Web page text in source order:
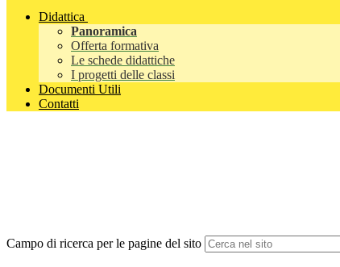
Didattica
Panoramica
Offerta formativa
Le schede didattiche
I progetti delle classi
Documenti Utili
Contatti
Campo di ricerca per le pagine del sito